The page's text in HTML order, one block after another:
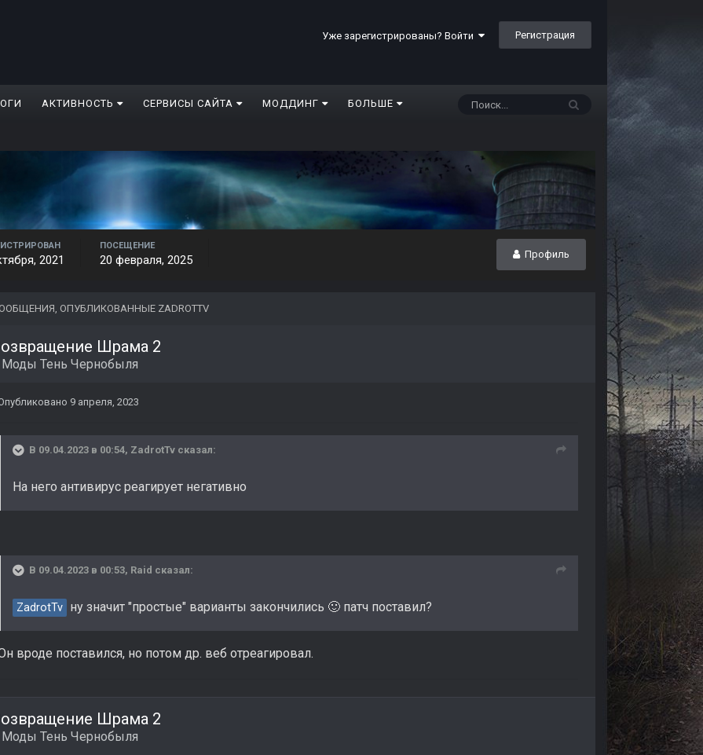
Уже зарегистрированы? Войти Регистрация
АКТИВНОСТЬ СЕРВИСЫ САЙТА МОДДИНГ БОЛЬШЕ
Профиль
2021
ПОСЕЩЕНИЕ
20 февраля, 2025
ОПУБЛИКОВАННЫЕ ZADROTTV
Шрама 2
Моды Тень Чернобыля
9 апреля, 2023
В 09.04.2023 в 00:54, ZadrotTv сказал:
На него антивирус реагирует негативно
В 09.04.2023 в 00:53, Raid сказал:
ZadrotTv ну значит "простые" варианты закончились 🙂 патч поставил?
вроде поставился, но потом др. веб отреагировал.
Шрама 2
Моды Тень Чернобыля